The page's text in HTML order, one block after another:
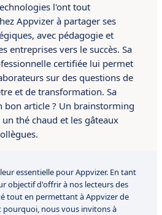
l'ont tout
Appvizer à partager ses
avec pédagogie et
entreprises vers le succès. Sa
certifiée lui permet
sur des questions de
et de transformation. Sa
bon article ? Un brainstorming
thé chaud et les gâteaux
essentielle pour Appvizer. En tant
objectif d'offrir à nos lecteurs des
tout en permettant à Appvizer de
pourquoi, nous vous invitons à